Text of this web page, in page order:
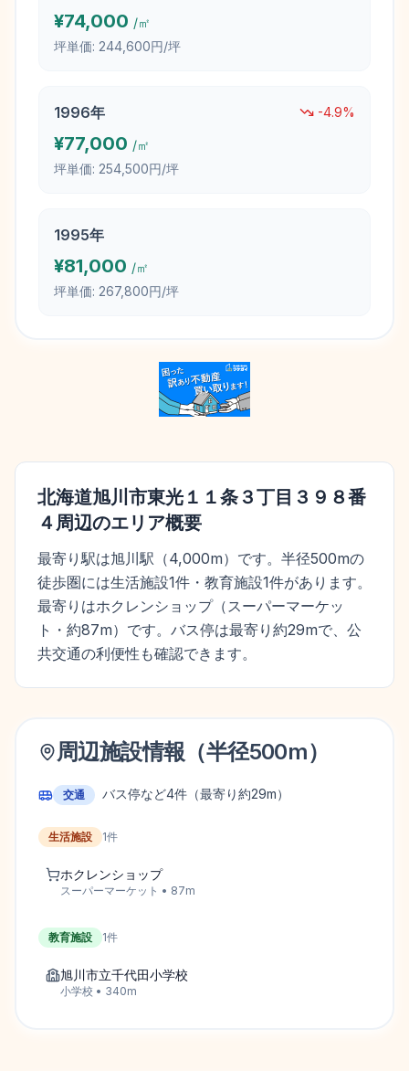
¥74,000 /㎡
坪単価: 244,600円/坪
1996年 -4.9%
¥77,000 /㎡
坪単価: 254,500円/坪
1995年
¥81,000 /㎡
坪単価: 267,800円/坪
北海道旭川市東光１１条３丁目３９８番
４周辺のエリア概要
最寄り駅は旭川駅（4,000m）です。半径500mの
徒歩圏には生活施設1件・教育施設1件があります。
最寄りはホクレンショップ（スーパーマーケッ
ト・約87m）です。バス停は最寄り約29mで、公
共交通の利便性も確認できます。
周辺施設情報（半径500m）
交通 バス停など4件 （最寄り約29m）
生活施設 1件
ホクレンショップ
スーパーマーケット • 87m
教育施設 1件
旭川市立千代田小学校
小学校 • 340m